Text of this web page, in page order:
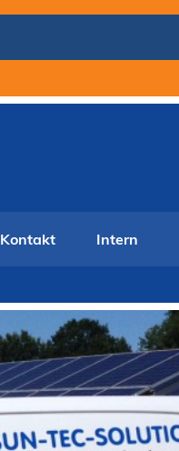
Kontakt Intern